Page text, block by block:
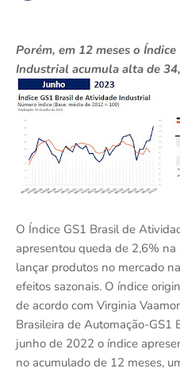
Porém, em 12 meses o
Industrial acumula alta de
O Índice GS1 Brasil de
apresentou queda de 2,6%
lançar produtos no mercado
efeitos sazonais. O índice
de acordo com Virginia
Brasileira de Automação-GS1
junho de 2022 o índice
no acumulado de 12 meses,